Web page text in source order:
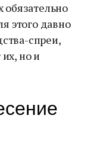
обязательно
этого давно
спреи,
но и